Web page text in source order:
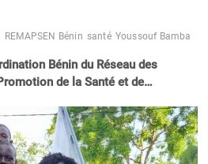
REMAPSEN Bénin santé Youssouf Bamba
Bénin du Réseau des
de la Santé et de…